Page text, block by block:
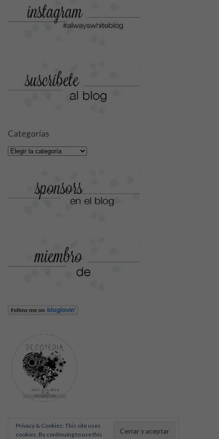
Categorías
Categorías
Privacy & Cookies: This site uses
cookies. By continuing to use this